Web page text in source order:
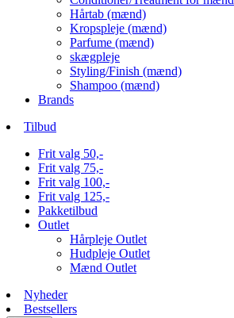
Hårtab (mænd)
Kropspleje (mænd)
Parfume (mænd)
skægpleje
Styling/Finish (mænd)
Shampoo (mænd)
Brands
Tilbud
Frit valg 50,-
Frit valg 75,-
Frit valg 100,-
Frit valg 125,-
Pakketilbud
Outlet
Hårpleje Outlet
Hudpleje Outlet
Mænd Outlet
Nyheder
Bestsellers